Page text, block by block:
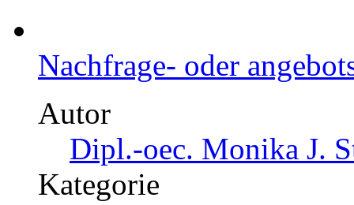
Nachfrage- oder
Autor
Dipl.-oec. Monika J.
Kategorie